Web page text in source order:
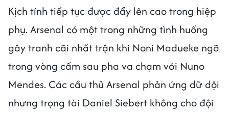
Kịch tính tiếp tục được đẩy lên cao trong hiệp
phụ. Arsenal có một trong những tình huống
gây tranh cãi nhất trận khi Noni Madueke ngã
trong vòng cấm sau pha va chạm với Nuno
Mendes. Các cầu thủ Arsenal phản ứng dữ dội
nhưng trọng tài Daniel Siebert không cho đội